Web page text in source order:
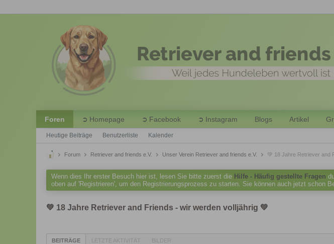
Foren Homepage Facebook Instagram Blogs Artikel
Heutige Beiträge Benutzerliste Kalender
Forum Retriever and friends e.V. Unser Verein Retriever and friends e.V. 💚 18 Jahre Retriever and
Wenn dies Ihr erster Besuch hier ist, lesen Sie bitte zuerst die Hilfe - Häufig gestellte Fragen
oben auf 'Registrieren', um den Registrierungsprozess zu starten. Sie können auch jetzt
💚 18 Jahre Retriever and Friends - wir werden volljährig 💚
BEITRÄGE LETZTE AKTIVITÄT BILDER